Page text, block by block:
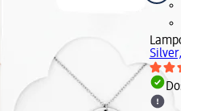
Silver, 1